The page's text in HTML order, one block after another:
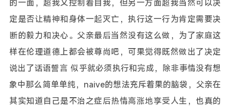
的一面，超我又控制着自我，但另一方面超我当然可以决
定是否让精神和身体一起灭亡，执行这一行为肯定需要决
断的毅力和决心。父亲最后当然没有这么做，为了家庭这
样在伦理道德上都会被尊尚吧，可果觉得既然做出了决定
说出了话语誓言 似乎就必须执行和完成，除非事情没有想
象中那么简单单纯，naive的想法充斥着果的脑袋，父亲在
其实知道自己是不治之症后热情高涨地享受人生，也真的